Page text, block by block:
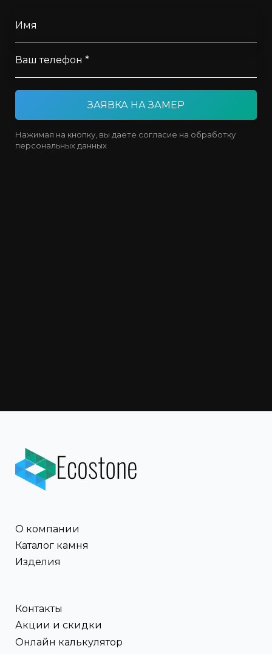
Имя
Ваш телефон *
ЗАЯВКА НА ЗАМЕР
Нажимая на кнопку, вы даете согласие на обработку
персональных данных
О компании
Каталог камня
Изделия
Контакты
Акции и скидки
Онлайн калькулятор